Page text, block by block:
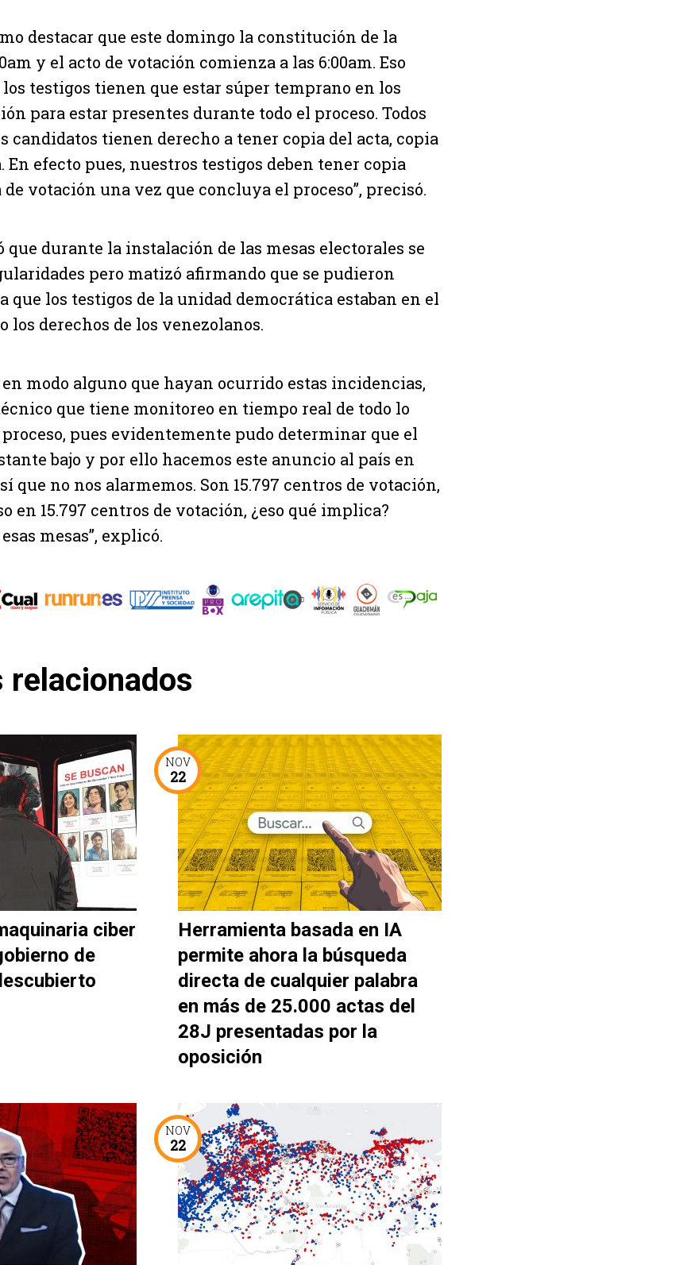
destacar que este domingo la constitución de la
y el acto de votación comienza a las 6:00am. Eso
testigos tienen que estar súper temprano en los
para estar presentes durante todo el proceso. Todos
candidatos tienen derecho a tener copia del acta, copia
En efecto pues, nuestros testigos deben tener copia
votación una vez que concluya el proceso”, precisó.
que durante la instalación de las mesas electorales se
pero matizó afirmando que se pudieron
que los testigos de la unidad democrática estaban en el
los derechos de los venezolanos.
modo alguno que hayan ocurrido estas incidencias,
que tiene monitoreo en tiempo real de todo lo
pues evidentemente pudo determinar que el
bajo y por ello hacemos este anuncio al país en
que no nos alarmemos. Son 15.797 centros de votación,
en 15.797 centros de votación, ¿eso qué implica?
mesas”, explicó.
ciber
de
NOV
22
Herramienta basada en IA
permite ahora la búsqueda
directa de cualquier palabra
en más de 25.000 actas del
28J presentadas por la
oposición
NOV
22